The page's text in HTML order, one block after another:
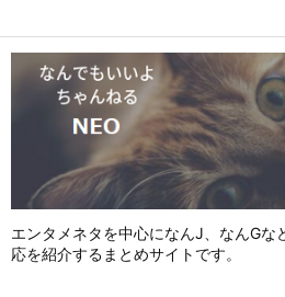
エンタメネタを中心になんJ、なんGな
応を紹介するまとめサイトです。